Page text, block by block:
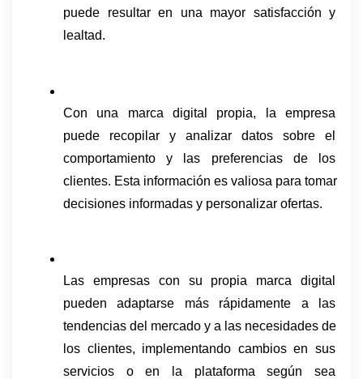
puede resultar en una mayor satisfacción y
lealtad.
Con una marca digital propia, la empresa
puede recopilar y analizar datos sobre el
comportamiento y las preferencias de los
clientes. Esta información es valiosa para tomar
decisiones informadas y personalizar ofertas.
Las empresas con su propia marca digital
pueden adaptarse más rápidamente a las
tendencias del mercado y a las necesidades de
los clientes, implementando cambios en sus
servicios o en la plataforma según sea